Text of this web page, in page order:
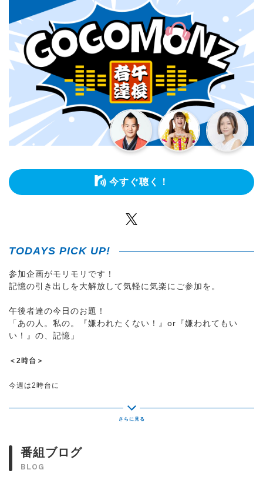
今すぐ聴く！
TODAYS PICK UP!
参加企画がモリモリです！
記憶の引き出しを大解放して気軽に気楽にご参加を。
午後者達の今日のお題！
「あの人。私の。『嫌われたくない！』or『嫌われてもい
い！』の、記憶」
＜2時台＞
今週は2時台に
ャル】を
メッセージテーマは
「サービスエリア・パーキングエリア『私の大好きメニュー』報告会」
メッセージをご紹介した方にはGOGOMONZステッカーをプレゼント！
番組ブログ
BLOG